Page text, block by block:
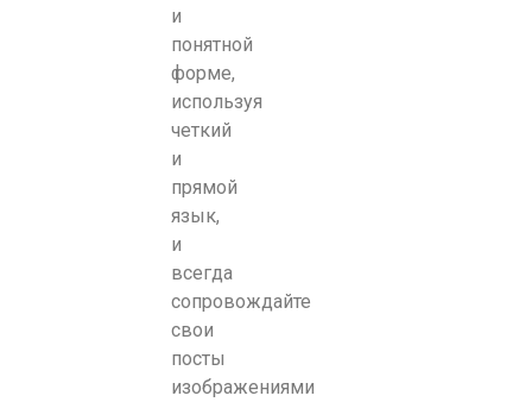
и
понятной
форме,
используя
четкий
и
прямой
язык,
и
всегда
сопровождайте
свои
посты
изображениями